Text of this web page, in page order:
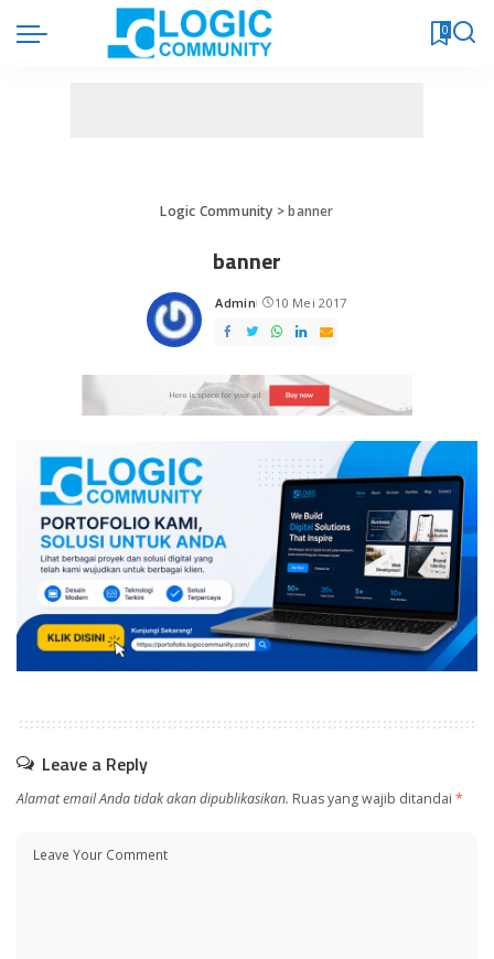
0
Logic Community >banner
banner
Posted
by
Admin 10 Mei 2017
Leave a Reply
Alamat email Anda tidak akan dipublikasikan. Ruas yang wajib ditandai *